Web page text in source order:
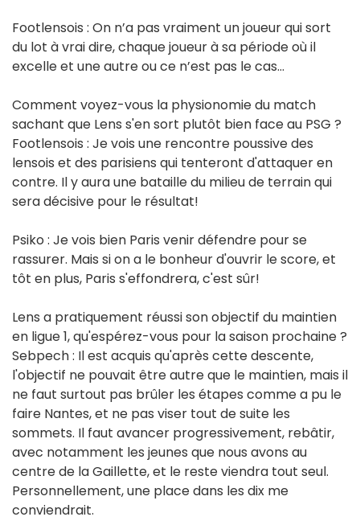
Footlensois : On n’a pas vraiment un joueur qui sort
du lot à vrai dire, chaque joueur à sa période où il
excelle et une autre ou ce n’est pas le cas...
Comment voyez-vous la physionomie du match
sachant que Lens s'en sort plutôt bien face au PSG ?
Footlensois : Je vois une rencontre poussive des
lensois et des parisiens qui tenteront d'attaquer en
contre. Il y aura une bataille du milieu de terrain qui
sera décisive pour le résultat!
Psiko : Je vois bien Paris venir défendre pour se
rassurer. Mais si on a le bonheur d'ouvrir le score, et
tôt en plus, Paris s'effondrera, c'est sûr!
Lens a pratiquement réussi son objectif du maintien
en ligue 1, qu'espérez-vous pour la saison prochaine ?
Sebpech : Il est acquis qu'après cette descente,
l'objectif ne pouvait être autre que le maintien, mais il
ne faut surtout pas brûler les étapes comme a pu le
faire Nantes, et ne pas viser tout de suite les
sommets. Il faut avancer progressivement, rebâtir,
avec notamment les jeunes que nous avons au
centre de la Gaillette, et le reste viendra tout seul.
Personnellement, une place dans les dix me
conviendrait.